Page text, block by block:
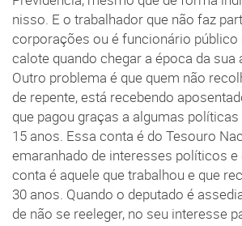
nisso. E o trabalhador que não faz
corporações ou é funcionário público
calote quando chegar a época da sua
Outro problema é que quem não
de repente, está recebendo
que pagou graças a algumas
15 anos. Essa conta é do Tesouro
emaranhado de interesses políticos e
conta é aquele que trabalhou e que
30 anos. Quando o deputado é
de não se reeleger, no seu interesse